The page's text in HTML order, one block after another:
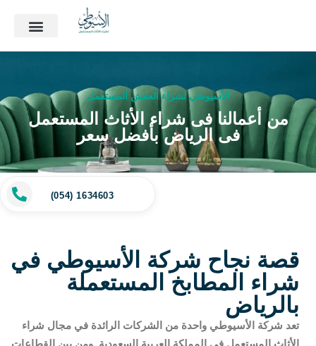
الأسيوطي لشراء العفش المستعمل
من أعمالنا فى شراء الأثاث المستعمل
فى الرياض بأفضل سعر
قصة نجاح شركة الأسيوطي في
شراء المطابخ المستعملة
بالرياض
تعد شركة الأسيوطي واحدة من الشركات الرائدة في مجال شراء
الأثاث المستعمل في المملكة العربية السعودية. ومن بين القطاعات
(054) 1634603